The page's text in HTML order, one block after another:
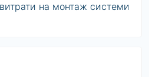
на монтаж системи